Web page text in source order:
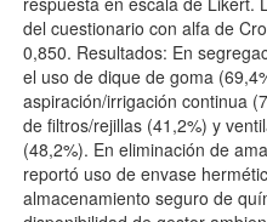
del cuestionario con alfa de
0,850. Resultados: En
el uso de dique de goma
aspiración/irrigación continua
de filtros/rejillas (41,2%) y
(48,2%). En eliminación de
reportó uso de envase
almacenamiento seguro de